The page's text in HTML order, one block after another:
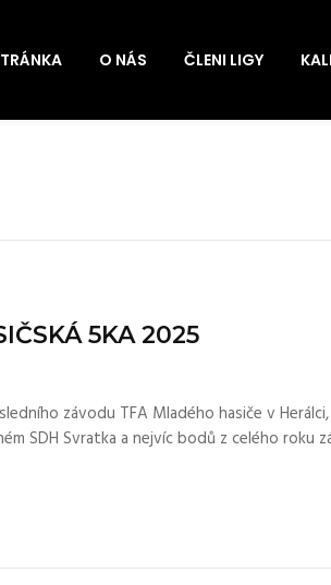
O NÁS ČLENI LIGY
5KA 2025
závodu TFA Mladého hasiče v
SDH Svratka a nejvíc bodů z celého roku